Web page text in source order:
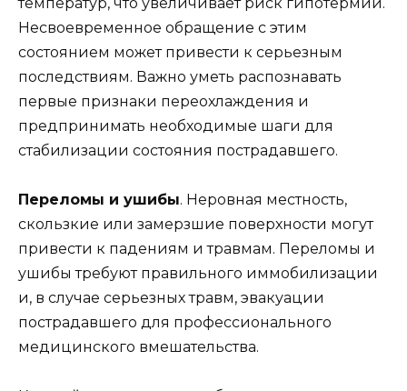
Несвоевременное обращение с этим
состоянием может привести к серьезным
последствиям. Важно уметь распознавать
первые признаки переохлаждения и
предпринимать необходимые шаги для
стабилизации состояния пострадавшего.
Переломы и ушибы. Неровная местность,
скользкие или замерзшие поверхности могут
привести к падениям и травмам. Переломы и
ушибы требуют правильного иммобилизации
и, в случае серьезных травм, эвакуации
пострадавшего для профессионального
медицинского вмешательства.